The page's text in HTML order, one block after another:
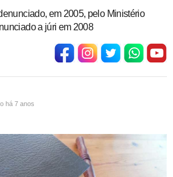
em 2005, pelo Ministério
a júri em 2008
há 7 anos